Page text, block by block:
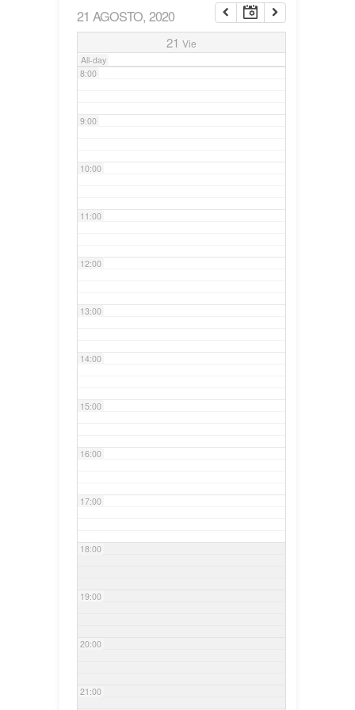
21 AGOSTO, 2020
21 Vie
All-day
7:00
8:00
9:00
10:00
11:00
12:00
13:00
14:00
15:00
16:00
17:00
18:00
19:00
20:00
21:00